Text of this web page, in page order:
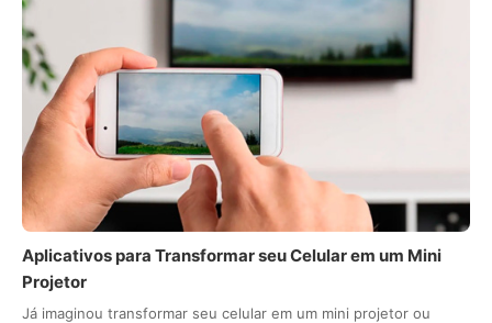
Aplicativos para Transformar seu Celular em um Mini
Projetor
Já imaginou transformar seu celular em um mini projetor ou